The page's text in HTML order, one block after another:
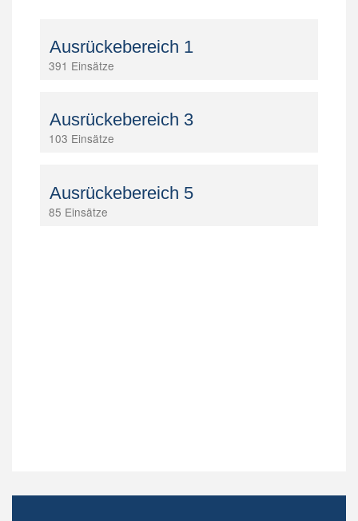
Ausrückebereich 1
391 Einsätze
Ausrückebereich 3
103 Einsätze
Ausrückebereich 5
85 Einsätze